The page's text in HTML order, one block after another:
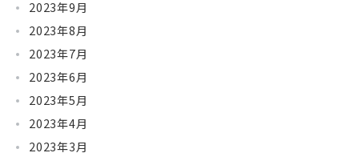
2023年9月
2023年8月
2023年7月
2023年6月
2023年5月
2023年4月
2023年3月